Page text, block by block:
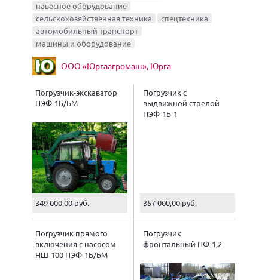
навесное оборудование
сельскохозяйственная техника
спецтехника
автомобильный транспорт
машины и оборудование
ООО «Юргаагромаш», Юрга
Погрузчик-экскаватор
ПЭФ-1Б/БМ
349 000,00 руб.
Погрузчик с
выдвижной стрелой
ПЭФ-1Б-1
357 000,00 руб.
Погрузчик прямого
включения с насосом
НШ-100 ПЭФ-1Б/БМ
Погрузчик
фронтальный ПФ-1,2